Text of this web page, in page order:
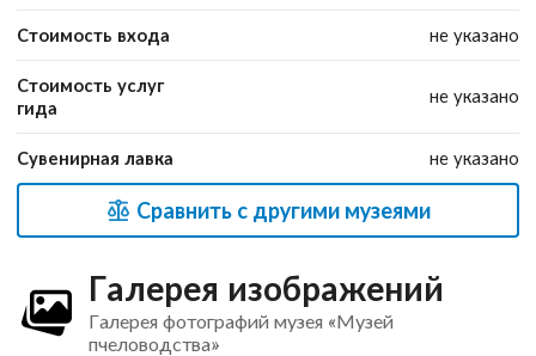
Стоимость входа не указано
Стоимость услуг
гида
не указано
Сувенирная лавка не указано
Сравнить с другими музеями
Галерея изображений
Галерея фотографий музея «Музей
пчеловодства»